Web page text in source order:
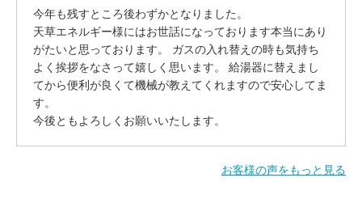
今年も残すところ後わずかとなりました。
天草エネルギー様にはお世話になっております本当にあり
がたいと思っております。 ガスの入れ替えの時も気持ち
よく挨拶をなさって嬉しく思います。 給湯器に替えまし
てから便利が良くて機械が教えてくれますので安心してま
す。
今後ともよろしくお願いいたします。
お客様の声をもっと見る